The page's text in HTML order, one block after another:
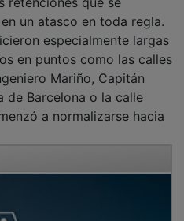
un atasco en toda regla.
especialmente largas
en puntos como las calles
Mariño, Capitán
de Barcelona o la calle
a normalizarse hacia